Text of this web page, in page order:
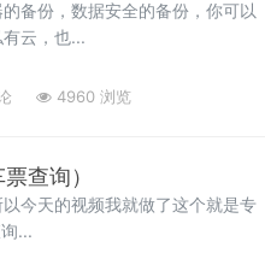
备份，数据安全的备份，你可以
云，也...
4960 浏览
查询）
今天的视频我就做了这个就是专
...